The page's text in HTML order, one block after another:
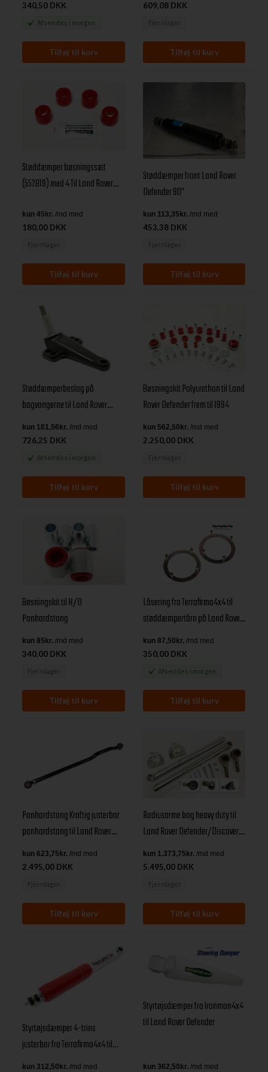
340,50 DKK
Afsendes i morgen
609,08 DKK
Fjernlager
Støddæmper bøsningssæt
(552819) med 4 Til Land Rover
Rover Classic
180,00 DKK
Fjernlager
Støddæmper front Land Rover
Defender 90"
453,38 DKK
Fjernlager
Støddæmperbeslag på
bagvangerne til Land Rover
Defender, Discovery I & Range
Rover Classic
726,25 DKK
Afsendes i morgen
Bøsningskit Polyurethan til Land
Rover Defender frem til 1994
2.250,00 DKK
Fjernlager
Bøsningskit til H/D
Panhardstang
340,00 DKK
Fjernlager
Låsering fra Terrafirma4x4 til
støddæmpertårn på Land Rover
Defender, Discovery I & Range
Rover Classic
350,00 DKK
Afsendes i morgen
Panhardstang Kraftig justerbar
panhardstang til Land Rover
Defender/Discovery 1/Range
Rover Classic
2.495,00 DKK
Fjernlager
Radiusarme bag heavy duty til
Land Rover Defender/Discovery
1/Range Rover Classic
5.495,00 DKK
Fjernlager
Styrtøjsdæmper 4-trins
justerbar fra Terrafirma4x4 til
Land Rover Defender
Styrtøjsdæmper fra Ironman4x4
til Land Rover Defender